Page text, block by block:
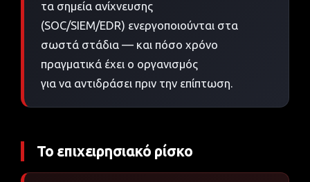
τα σημεία ανίχνευσης
(SOC/SIEM/EDR) ενεργοποιούνται στα
σωστά στάδια — και πόσο χρόνο
πραγματικά έχει ο οργανισμός
για να αντιδράσει πριν την επίπτωση.
Το επιχειρησιακό ρίσκο